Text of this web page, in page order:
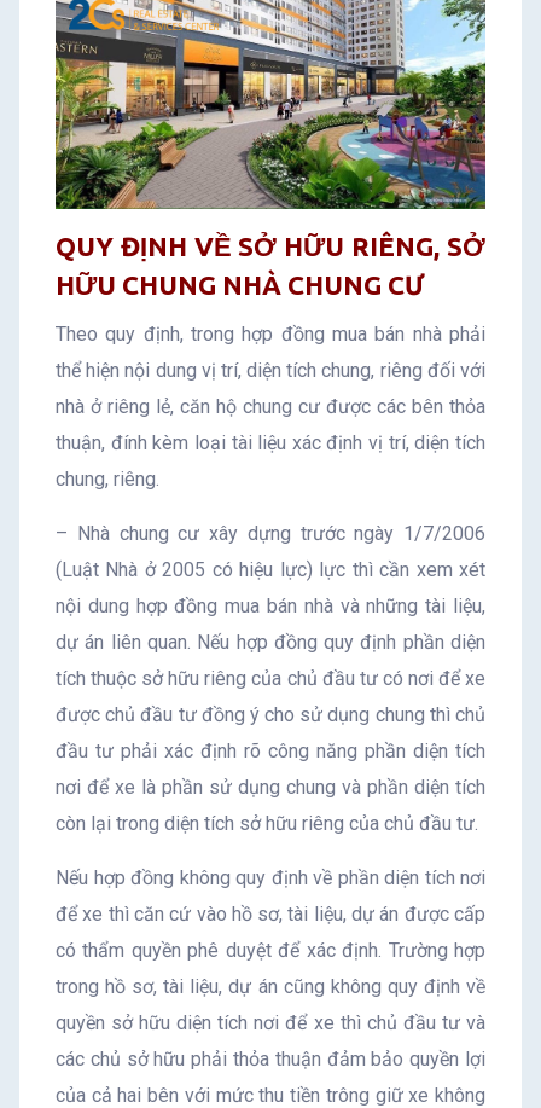
QUY ĐỊNH VỀ SỞ HỮU RIÊNG, SỞ
HỮU CHUNG NHÀ CHUNG CƯ
Theo quy định, trong hợp đồng mua bán nhà phải
thể hiện nội dung vị trí, diện tích chung, riêng đối với
nhà ở riêng lẻ, căn hộ chung cư được các bên thỏa
thuận, đính kèm loại tài liệu xác định vị trí, diện tích
chung, riêng.
– Nhà chung cư xây dựng trước ngày 1/7/2006
(Luật Nhà ở 2005 có hiệu lực) lực thì cần xem xét
nội dung hợp đồng mua bán nhà và những tài liệu,
dự án liên quan. Nếu hợp đồng quy định phần diện
tích thuộc sở hữu riêng của chủ đầu tư có nơi để xe
được chủ đầu tư đồng ý cho sử dụng chung thì chủ
đầu tư phải xác định rõ công năng phần diện tích
nơi để xe là phần sử dụng chung và phần diện tích
còn lại trong diện tích sở hữu riêng của chủ đầu tư.
Nếu hợp đồng không quy định về phần diện tích nơi
để xe thì căn cứ vào hồ sơ, tài liệu, dự án được cấp
có thẩm quyền phê duyệt để xác định. Trường hợp
trong hồ sơ, tài liệu, dự án cũng không quy định về
quyền sở hữu diện tích nơi để xe thì chủ đầu tư và
các chủ sở hữu phải thỏa thuận đảm bảo quyền lợi
của cả hai bên với mức thu tiền trông giữ xe không